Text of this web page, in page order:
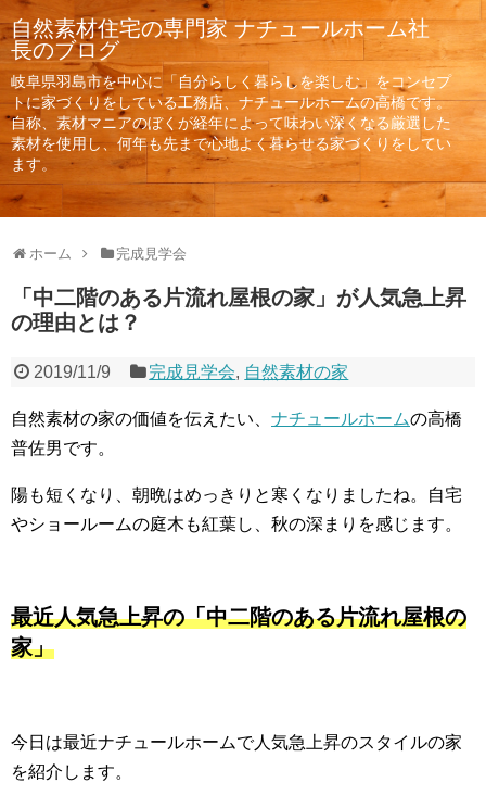
自然素材住宅の専門家 ナチュールホーム社
長のブログ
岐阜県羽島市を中心に「自分らしく暮らしを楽しむ」をコンセプ
トに家づくりをしている工務店、ナチュールホームの高橋です。
ホーム 完成見学会
「中二階のある片流れ屋根の家」が人気急上昇
の理由とは？
2019/11/9 完成見学会, 自然素材の家
自然素材の家の価値を伝えたい、 ナチュールホームの高橋
普佐男です。
陽も短くなり、朝晩はめっきりと寒くなりましたね。自宅
やショールームの庭木も紅葉し、秋の深まりを感じます。
最近人気急上昇の「中二階のある片流れ屋根の
家」
今日は最近ナチュールホームで人気急上昇のスタイルの家
を紹介します。